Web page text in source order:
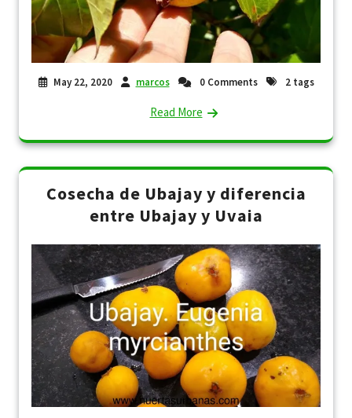
May 22, 2020 marcos 0 Comments 2 tags
Read More
Cosecha de Ubajay y diferencia
entre Ubajay y Uvaia